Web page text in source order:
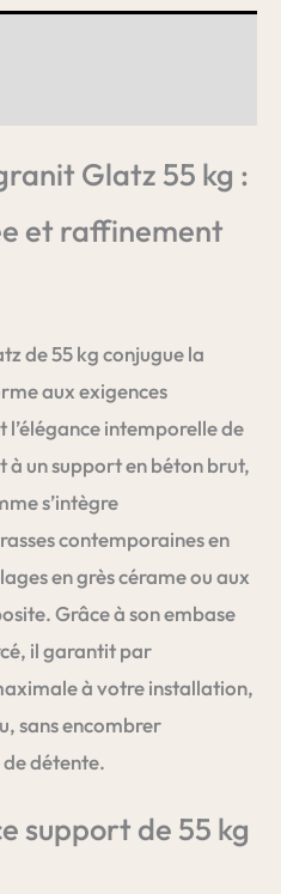
Glatz 55 kg :
et raffinement
de 55 kg conjugue la
aux exigences
l’élégance intemporelle de
un support en béton brut,
s’intègre
contemporaines en
en grès cérame ou aux
Grâce à son embase
il garantit par
à votre installation,
sans encombrer
détente.
support de 55 kg